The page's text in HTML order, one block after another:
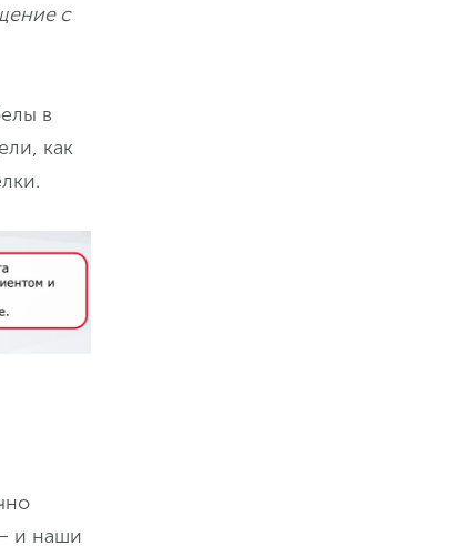
с
в
как
и наши